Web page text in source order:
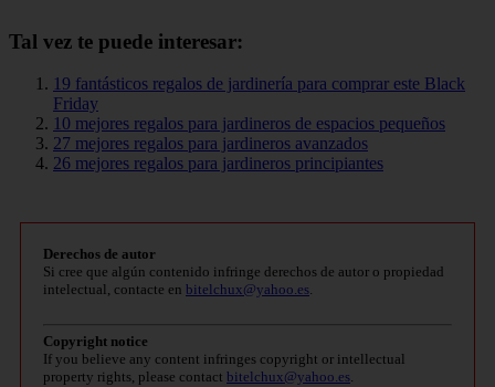
Tal vez te puede interesar:
19 fantásticos regalos de jardinería para comprar este Black
Friday
10 mejores regalos para jardineros de espacios pequeños
27 mejores regalos para jardineros avanzados
26 mejores regalos para jardineros principiantes
Derechos de autor
Si cree que algún contenido infringe derechos de autor o propiedad
intelectual, contacte en bitelchux@yahoo.es.
Copyright notice
If you believe any content infringes copyright or intellectual
property rights, please contact bitelchux@yahoo.es.